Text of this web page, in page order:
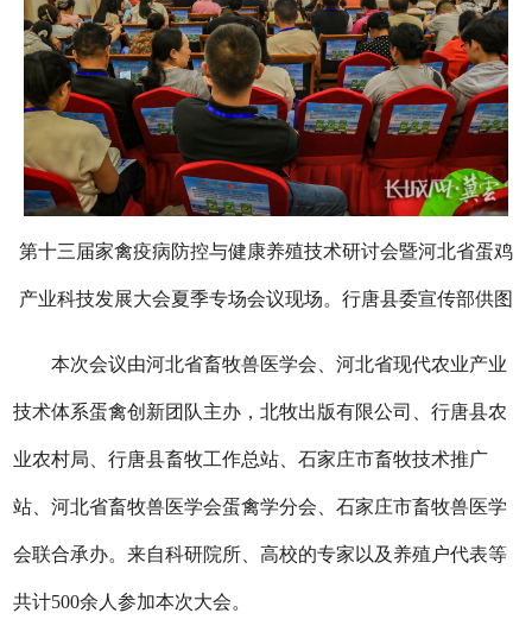
第十三届家禽疫病防控与健康养殖技术研讨会暨河北省蛋鸡
产业科技发展大会夏季专场会议现场。行唐县委宣传部供图
本次会议由河北省畜牧兽医学会、河北省现代农业产业
技术体系蛋禽创新团队主办，北牧出版有限公司、行唐县农
业农村局、行唐县畜牧工作总站、石家庄市畜牧技术推广
站、河北省畜牧兽医学会蛋禽学分会、石家庄市畜牧兽医学
会联合承办。来自科研院所、高校的专家以及养殖户代表等
共计500余人参加本次大会。